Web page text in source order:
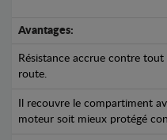
Avantages:
Résistance accrue contre
route.
Il recouvre le compartiment
moteur soit mieux protégé